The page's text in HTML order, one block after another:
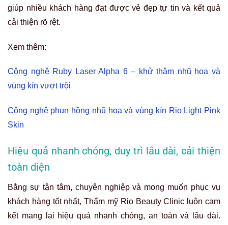
giúp nhiều khách hàng đạt được vẻ đẹp tự tin và kết quả
cải thiện rõ rệt.
Xem thêm:
Công nghệ Ruby Laser Alpha 6 – khử thâm nhũ hoa và
vùng kín vượt trội
Công nghệ phun hồng nhũ hoa và vùng kín Rio Light Pink
Skin
Hiệu quả nhanh chóng, duy trì lâu dài, cải thiện
toàn diện
Bằng sự tận tâm, chuyên nghiệp và mong muốn phục vụ
khách hàng tốt nhất, Thẩm mỹ Rio Beauty Clinic luôn cam
kết mang lại hiệu quả nhanh chóng, an toàn và lâu dài.